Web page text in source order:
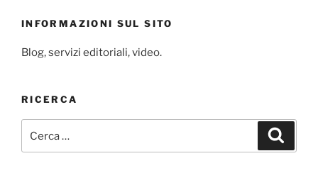
INFORMAZIONI SUL SITO
Blog, servizi editoriali, video.
RICERCA